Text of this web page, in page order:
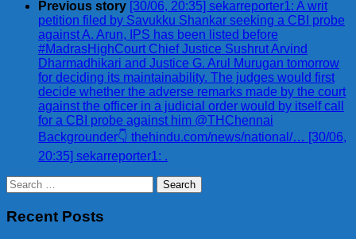
Previous story [30/06, 20:35] sekarreporter1: A writ
petition filed by Savukku Shankar seeking a CBI probe
against A. Arun, IPS has been listed before
#MadrasHighCourt Chief Justice Sushrut Arvind
Dharmadhikari and Justice G. Arul Murugan tomorrow
for deciding its maintainability. The judges would first
decide whether the adverse remarks made by the court
against the officer in a judicial order would by itself call
for a CBI probe against him @THChennai
Backgrounder👇 thehindu.com/news/national/… [30/06,
20:35] sekarreporter1: .
Search
for:
Recent Posts